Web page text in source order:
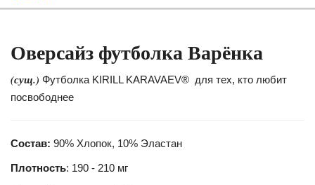
Оверсайз футболка Варёнка
(сущ.) Футболка KIRILL KARAVAEV® для тех, кто любит
посвободнее
Состав: 90% Хлопок, 10% Эластан
Плотность: 190 - 210 мг